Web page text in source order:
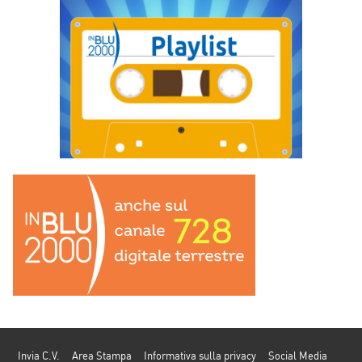
Invia C.V. Area Stampa Informativa sulla privacy Social Media